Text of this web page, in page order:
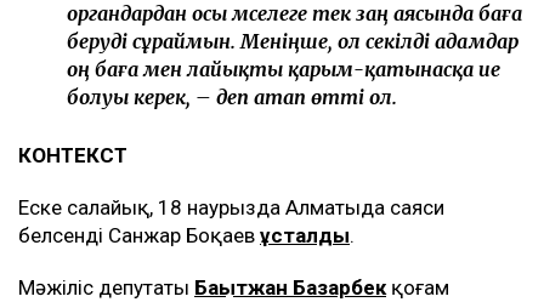
органдардан осы мәселеге тек заң аясында баға
беруді сұраймын. Меніңше, ол секілді адамдар
оң баға мен лайықты қарым-қатынасқа ие
болуы керек, – деп атап өтті ол.
КОНТЕКСТ
Еске салайық, 18 наурызда Алматыда саяси
белсенді Санжар Боқаев ұсталды.
Мәжіліс депутаты Бақытжан Базарбекқоғам